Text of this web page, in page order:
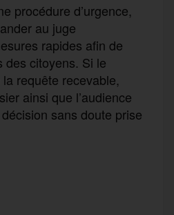
procédure d’urgence,
au juge
rapides afin de
des citoyens. Si le
requête recevable,
ainsi que l’audience
sans doute prise